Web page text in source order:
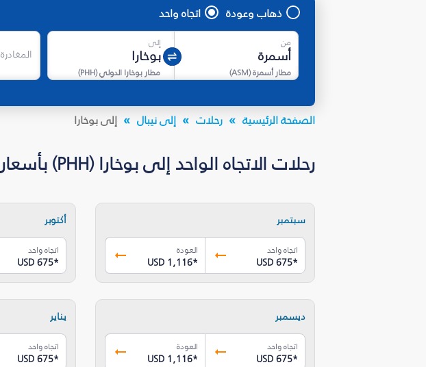
ذهاب وعودة اتجاه واحد
من
مطار أسمرة(
ASM
)
إلى
مطار بوخارا الدولي(
PHH
)
المغادرة
الصفحة الرئيسية رحلات إلى نيبال إلى بوخارا
رحلات الاتجاه الواحد إلى بوخارا (PHH) بأسعار تبدأ من USD 675.17* - فلاي دبي
سبتمبر
اتجاه واحد
USD 675*
العودة
USD 1,116*
أكتوبر
اتجاه واحد
USD 675*
ديسمبر
اتجاه واحد
USD 675*
العودة
USD 1,116*
يناير
اتجاه واحد
USD 675*